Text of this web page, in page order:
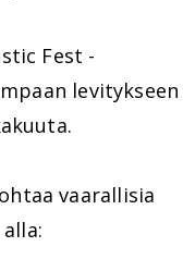
Fest -
levitykseen
vaarallisia